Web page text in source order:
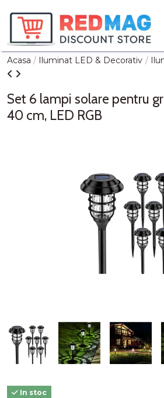
Acasa Iluminat LED & Decorativ
Set 6 lampi solare pentru
40 cm, LED RGB
In stoc